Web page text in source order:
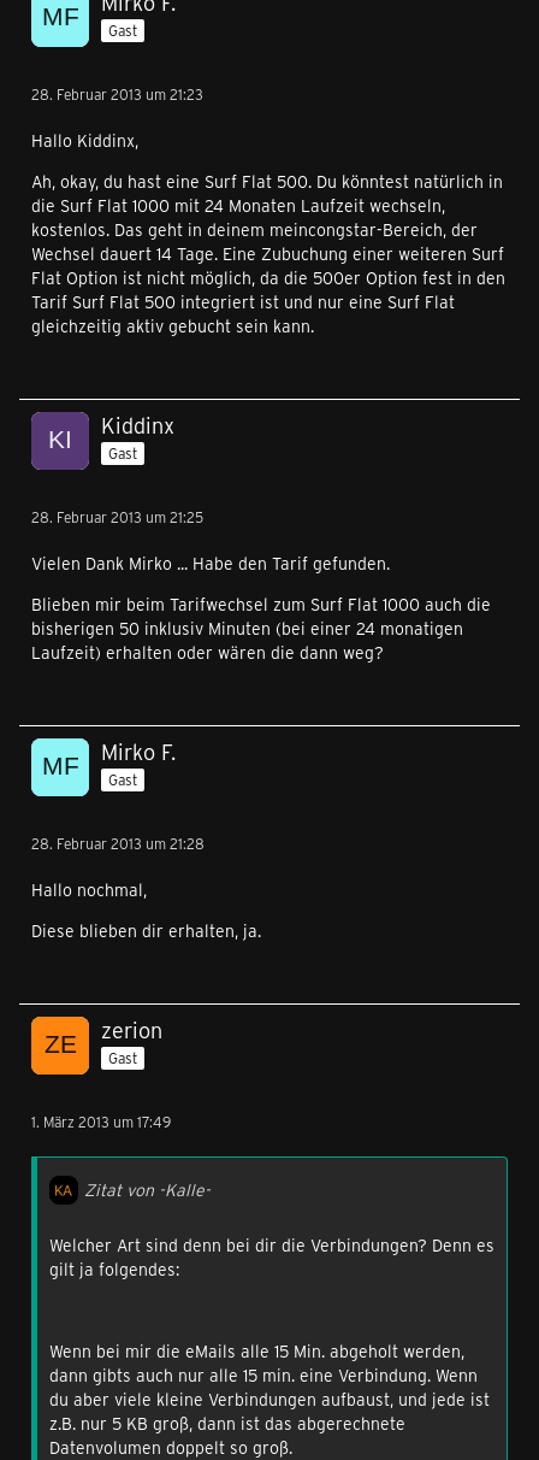
Gast
28. Februar 2013 um 21:23
Hallo Kiddinx,
Ah, okay, du hast eine Surf Flat 500. Du könntest natürlich in
die Surf Flat 1000 mit 24 Monaten Laufzeit wechseln,
kostenlos. Das geht in deinem meincongstar-Bereich, der
Wechsel dauert 14 Tage. Eine Zubuchung einer weiteren Surf
Flat Option ist nicht möglich, da die 500er Option fest in den
Tarif Surf Flat 500 integriert ist und nur eine Surf Flat
gleichzeitig aktiv gebucht sein kann.
Kiddinx
Gast
28. Februar 2013 um 21:25
Vielen Dank Mirko ... Habe den Tarif gefunden.
Blieben mir beim Tarifwechsel zum Surf Flat 1000 auch die
bisherigen 50 inklusiv Minuten (bei einer 24 monatigen
Laufzeit) erhalten oder wären die dann weg?
Mirko F.
Gast
28. Februar 2013 um 21:28
Hallo nochmal,
Diese blieben dir erhalten, ja.
zerion
Gast
1. März 2013 um 17:49
Zitat von -Kalle-
Welcher Art sind denn bei dir die Verbindungen? Denn es
gilt ja folgendes:
Wenn bei mir die eMails alle 15 Min. abgeholt werden,
dann gibts auch nur alle 15 min. eine Verbindung. Wenn
du aber viele kleine Verbindungen aufbaust, und jede ist
z.B. nur 5 KB groß, dann ist das abgerechnete
Datenvolumen doppelt so groß.